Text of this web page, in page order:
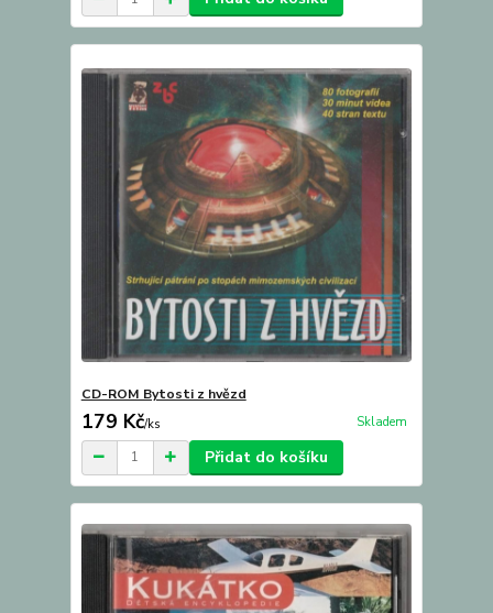
CD-ROM Bytosti z hvězd
179 Kč/ks Skladem
Přidat do košíku